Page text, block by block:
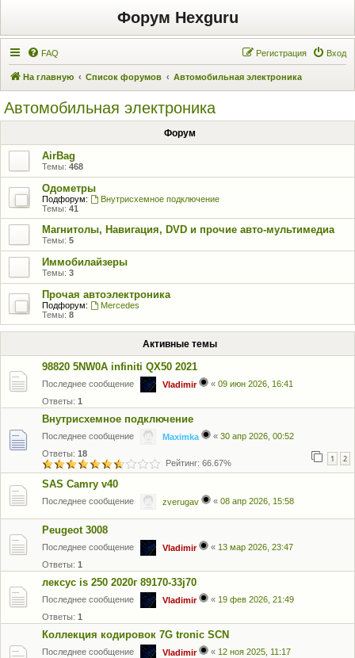
Форум Hexguru
FAQ Вход
Регистрация
На главную Список форумов Автомобильная электроника
Автомобильная электроника
Форум
AirBag
Темы: 468
Одометры
Подфорум:
Внутрисхемное подключение
Темы: 41
Магнитолы, Навигация, DVD и прочие авто-мультимедиа
Темы: 5
Иммобилайзеры
Темы: 3
Прочая автоэлектроника
Подфорум:
Mercedes
Темы: 8
Активные темы
98820 5NW0A infiniti QX50 2021
Последнее сообщение Vladimir « 09 июн 2026, 16:41
Ответы: 1
Внутрисхемное подключение
Последнее сообщение Maximka « 30 апр 2026, 00:52
Ответы: 18 1 2
Рейтинг: 66.67%
SAS Camry v40
Последнее сообщение zverugav « 08 апр 2026, 15:58
Peugeot 3008
Последнее сообщение Vladimir « 13 мар 2026, 23:47
Ответы: 1
лексус is 250 2020г 89170-33j70
Последнее сообщение Vladimir « 19 фев 2026, 21:49
Ответы: 1
Коллекция кодировок 7G tronic SCN
Последнее сообщение Vladimir « 12 ноя 2025, 11:17